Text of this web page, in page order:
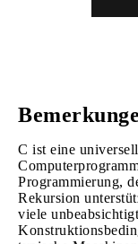
C ist eine
Programmierung,
Rekursion
viele